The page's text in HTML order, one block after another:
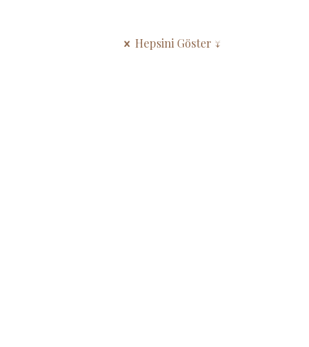
Hepsini Göster ↓